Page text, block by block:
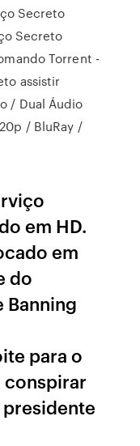
Secreto
Secreto
Torrent -
assistir
/ Dual Áudio
/ BluRay /
em HD.
em
do
Banning
para o
conspirar
presidente